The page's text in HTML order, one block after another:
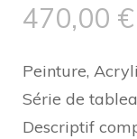
470,00 €
Peinture,
Série de
Descriptif